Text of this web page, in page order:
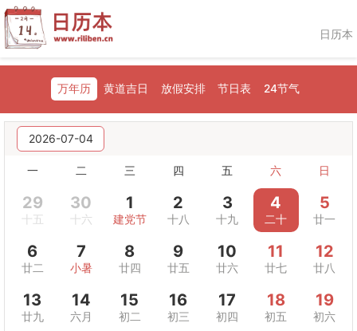
日历本
万年历 黄道吉日 放假安排 节日表 24节气
2026-07-04
一 二 三 四 五 六 日
29
十五
30
十六
1
建党节
2
十八
3
十九
4
二十
5
廿一
6
廿二
7
小暑
8
廿四
9
廿五
10
廿六
11
廿七
12
廿八
13
廿九
14
六月
15
初二
16
初三
17
初四
18
初五
19
初六